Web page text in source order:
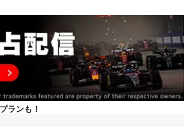
ランも！